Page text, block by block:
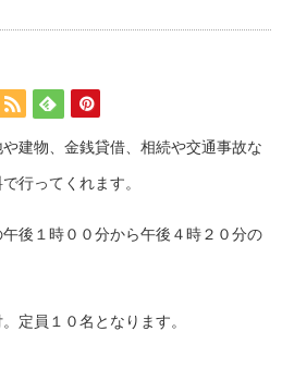
建物、金銭貸借、相続や交通事故な
行ってくれます。
後１時００分から午後４時２０分の
定員１０名となります。